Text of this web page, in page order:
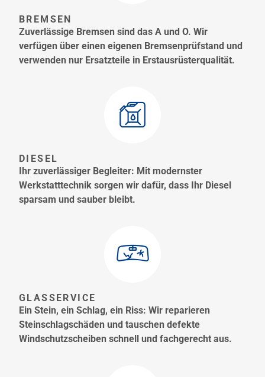
BREMSEN
Zuverlässige Bremsen sind das A und O. Wir
verfügen über einen eigenen Bremsenprüfstand und
verwenden nur Ersatzteile in Erstausrüsterqualität.
DIESEL
Ihr zuverlässiger Begleiter: Mit modernster
Werkstatttechnik sorgen wir dafür, dass Ihr Diesel
sparsam und sauber bleibt.
GLASSERVICE
Ein Stein, ein Schlag, ein Riss: Wir reparieren
Steinschlagschäden und tauschen defekte
Windschutzscheiben schnell und fachgerecht aus.